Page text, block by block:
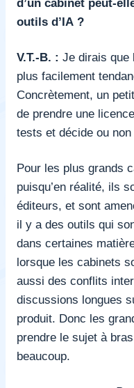
outils d’IA ?
V.T.-B. : Je dirais que
plus facilement
Concrètement, un
de prendre une
tests et décide ou non
Pour les plus grands
puisqu’en réalité, ils
éditeurs, et sont
il y a des outils qui
dans certaines
lorsque les cabinets
aussi des conflits
discussions longues
produit. Donc les
prendre le sujet à
beaucoup.